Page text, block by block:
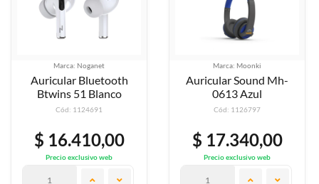
Marca: Noganet
Auricular Bluetooth
Btwins 51 Blanco
Cód: 1124691
$ 16.410,00
Precio exclusivo web
Marca: Moonki
Auricular Sound Mh-
0613 Azul
Cód: 1126797
$ 17.340,00
Precio exclusivo web